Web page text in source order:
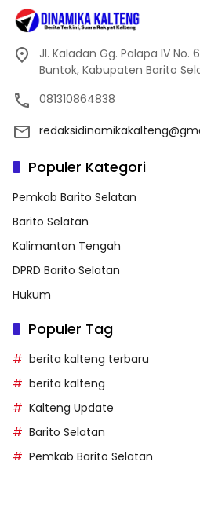
Jl. Kaladan Gg. Palapa IV No.
Buntok, Kabupaten Barito
081310864838
Populer Kategori
Pemkab Barito Selatan
Barito Selatan
Kalimantan Tengah
DPRD Barito Selatan
Hukum
Populer Tag
berita kalteng terbaru
berita kalteng
Kalteng Update
Barito Selatan
Pemkab Barito Selatan